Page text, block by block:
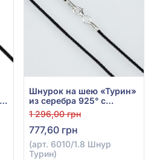
Шнурок на шею «Турин»
из серебра 925° с
чёрным текстилем, арт.
6010/1.8 Шнур Турин
1 296,00 грн
777,60 грн
(арт. 6010/1.8 Шнур
Турин)